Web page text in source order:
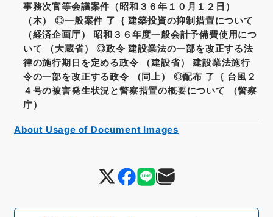
事務次官等会議案件（昭和３６年１０月１２日）
（木） ◎一般案件 了｛ 建築投資の抑制措置について
（経済企画庁） 昭和３６年度一般会計予備費使用につ
いて （大蔵省） ◎政令 建設業法の一部を改正する法
律の施行期日を定める政令 （建設省） 建設業法施行
令の一部を改正する政令 （同上） ◎配布 了｛ 台風２
４号の被害発生状況と警察措置の概要について （警察
庁）
About Usage of Document Images